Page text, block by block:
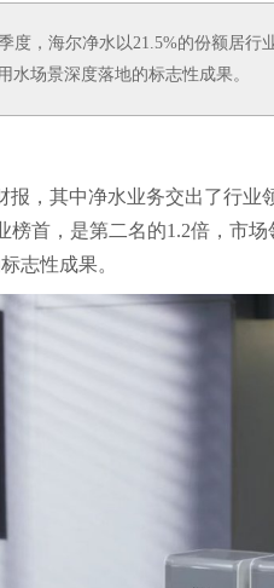
度，海尔净水以21.5%的份额居
场景深度落地的标志性成果。
报，其中净水业务交出了行
榜首，是第二名的1.2倍，市
志性成果。